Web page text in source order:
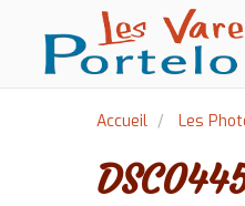
Accueil Les